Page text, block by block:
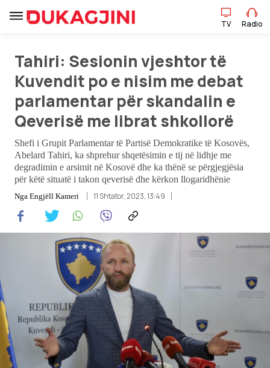
TV
Lajme
Pikëpamje
Art Jete
Kulturë
Showbiz
Teknologji
Udhëtime
TV Radio
Tahiri: Sesionin vjeshtor të
Kuvendit po e nisim me debat
parlamentar për skandalin e
Qeverisë me librat shkollorë
Shefi i Grupit Parlamentar të Partisë Demokratike të Kosovës,
Abelard Tahiri, ka shprehur shqetësimin e tij në lidhje me
degradimin e arsimit në Kosovë dhe ka thënë se përgjegjësia
për këtë situatë i takon qeverisë dhe kërkon llogaridhënie
Nga Engjëll Kameri 11 Shtator, 2023, 13:49